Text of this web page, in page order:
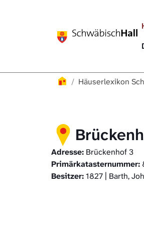
Häuserlexikon
Häuserlexikon
Adresse: Brückenhof 3
Primärkatasternummer:
Besitzer:1827 | Barth,